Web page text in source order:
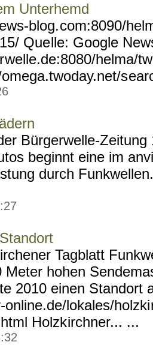
Unterhemd
blog.com:8090/
Quelle: Google
welle.de:8080/helma/
s
Bürgerwelle-
beginnt eine im
durch
Tagblatt
Meter hohen
2010 einen Standort
online.de/lokales/holzki
Holzkirchner... ...